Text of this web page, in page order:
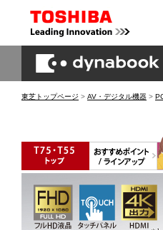
東芝トップページ > AV・デジタル機器 >